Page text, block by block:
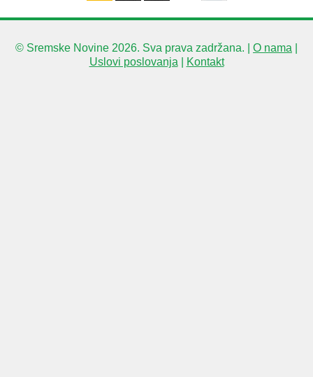
© Sremske Novine 2026. Sva prava zadržana. | O nama
Uslovi poslovanja
Kontakt